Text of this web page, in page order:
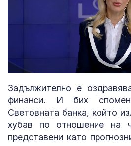
Loaded:
Задължително е
финанси. И бих
Световната банка, който
хубав по отношение на
представени като